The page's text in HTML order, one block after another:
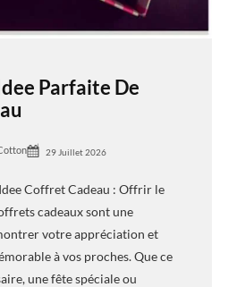
Parfaite De
29 Juillet 2026
Coffret Cadeau : Offrir le
cadeaux sont une
votre appréciation et
à vos proches. Que ce
une fête spéciale ou